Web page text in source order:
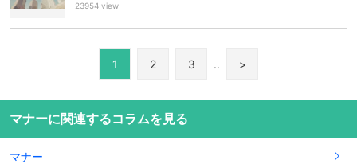
23954 view
1 2 3 .. >
マナーに関連するコラムを見る
マナー